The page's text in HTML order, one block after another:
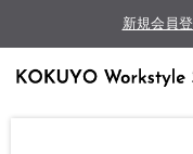
新規会員